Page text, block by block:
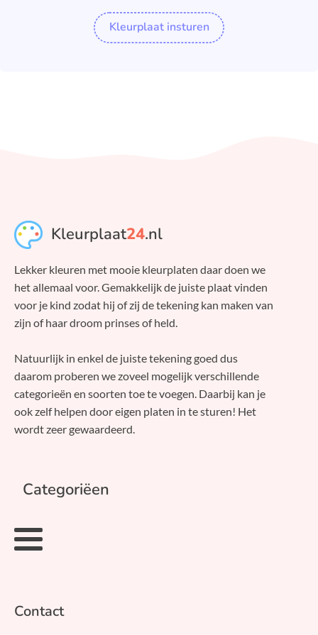
Kleurplaat insturen
Kleurplaat24.nl
Lekker kleuren met mooie kleurplaten daar doen we
het allemaal voor. Gemakkelijk de juiste plaat vinden
voor je kind zodat hij of zij de tekening kan maken van
zijn of haar droom prinses of held.
Natuurlijk in enkel de juiste tekening goed dus
daarom proberen we zoveel mogelijk verschillende
categorieën en soorten toe te voegen. Daarbij kan je
ook zelf helpen door eigen platen in te sturen! Het
wordt zeer gewaardeerd.
Categoriëen
Contact